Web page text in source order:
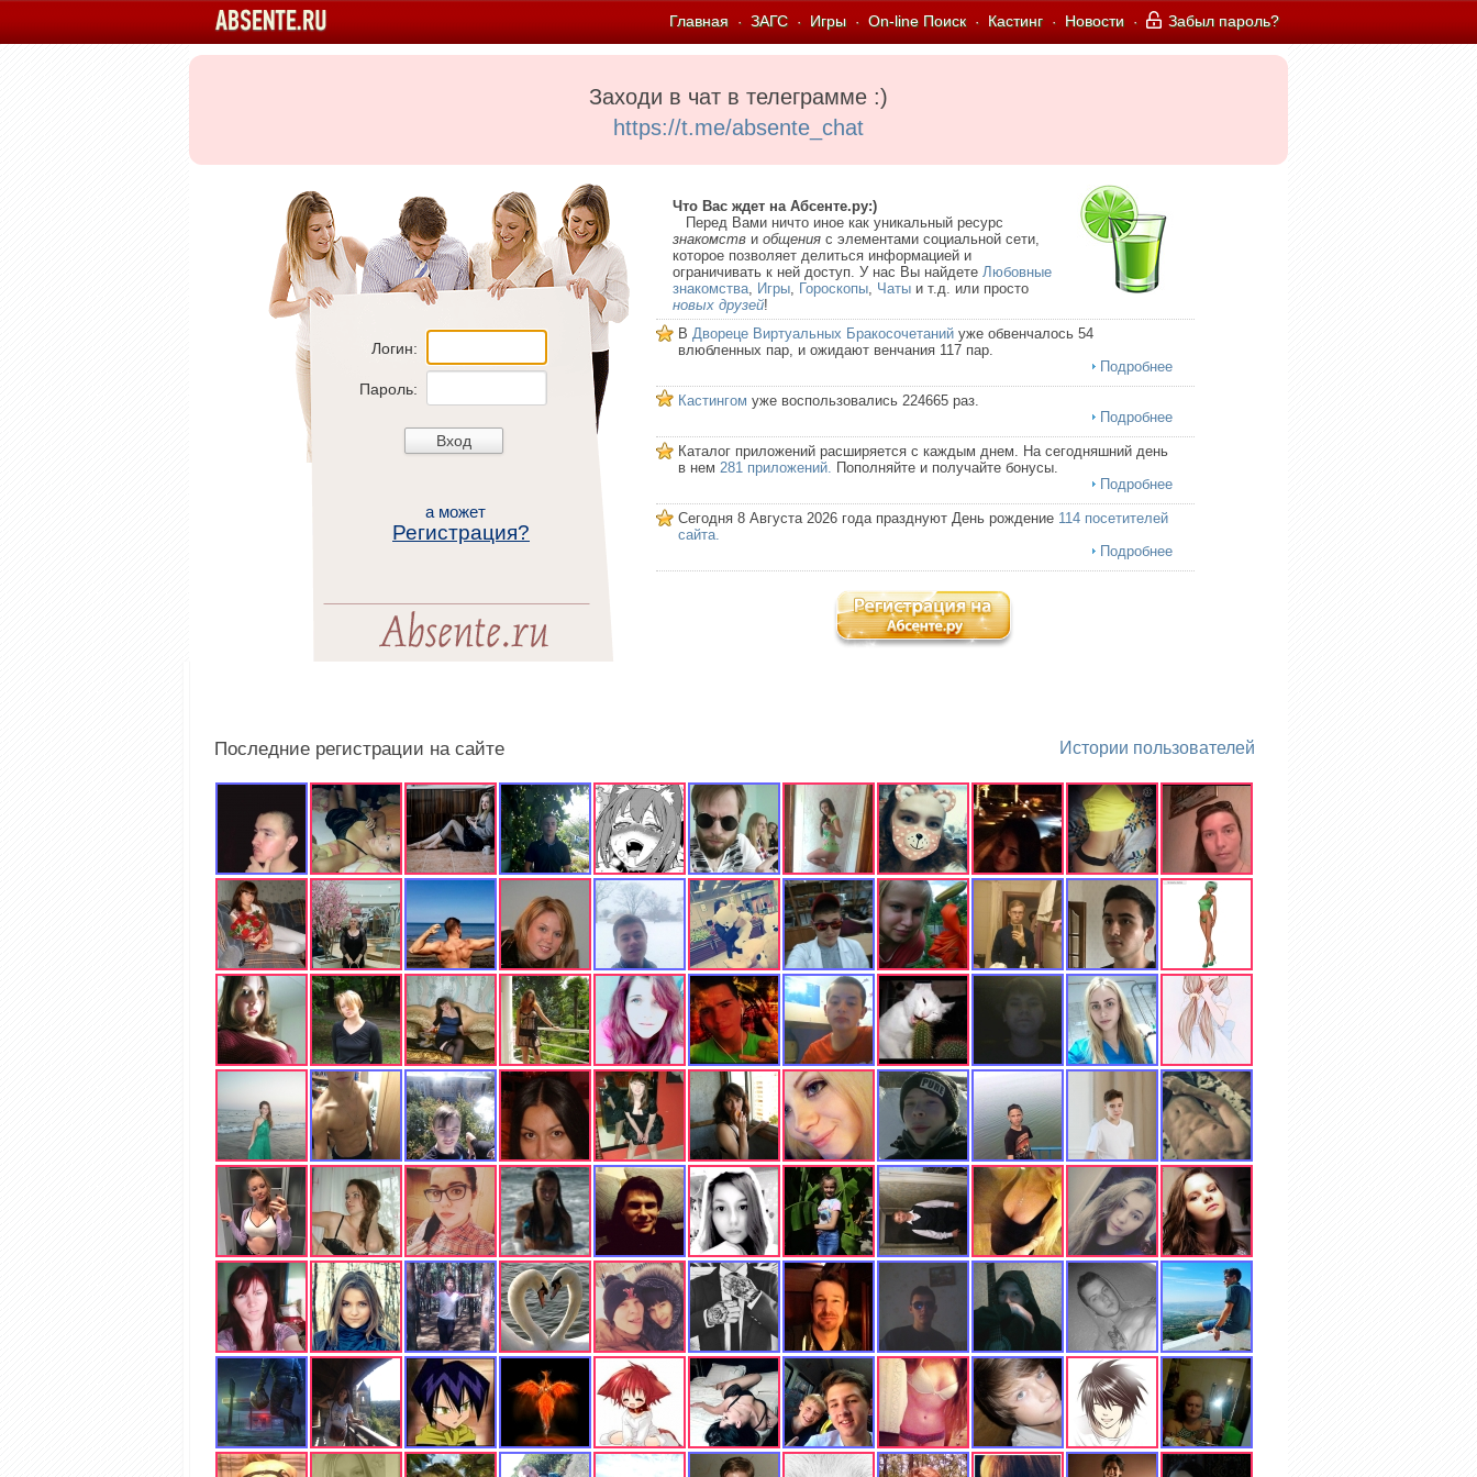
Главная · ЗАГС · Игры · On-line Поиск · Кастинг · Новости · Забыл пароль?
Заходи в чат в телеграмме :)
https://t.me/absente_chat
Логин:
Пароль:
а может
Регистрация?
Что Вас ждет на Абсенте.ру:)
Перед Вами ничто иное как уникальный ресурс
знакомств и общения с элементами социальной сети,
которое позволяет делиться информацией и
ограничивать к ней доступ. У нас Вы найдете Любовные
знакомства, Игры, Гороскопы, Чаты и т.д. или просто
новых друзей!
В Двореце Виртуальных Бракосочетаний уже обвенчалось 54
влюбленных пар, и ожидают венчания 117 пар.
Подробнее
Кастингом уже воспользовались 224665 раз.
Подробнее
Каталог приложений расширяется с каждым днем. На сегодняшний день
в нем 281 приложений. Пополняйте и получайте бонусы.
Подробнее
Сегодня 8 Августа 2026 года празднуют День рождение 114 посетителей
сайта.
Подробнее
Последние регистрации на сайте Истории пользователей